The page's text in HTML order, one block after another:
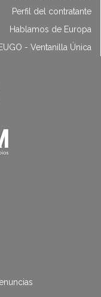
Perfil del contratante
Hablamos de Europa
EUGO - Ventanilla Única